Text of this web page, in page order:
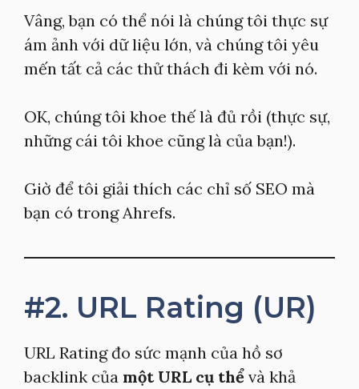
Vâng, bạn có thể nói là chúng tôi thực sự
ám ảnh với dữ liệu lớn, và chúng tôi yêu
mến tất cả các thử thách đi kèm với nó.
OK, chúng tôi khoe thế là đủ rồi (thực sự,
những cái tôi khoe cũng là của bạn!).
Giờ để tôi giải thích các chỉ số SEO mà
bạn có trong Ahrefs.
#2. URL Rating (UR)
URL Rating đo sức mạnh của hồ sơ
backlink của một URL cụ thể và khả